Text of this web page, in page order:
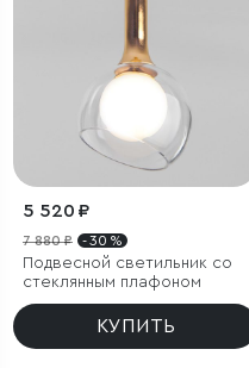
5 520 ₽
7 880 ₽ - 30 %
Подвесной светильник со
стеклянным плафоном
КУПИТЬ